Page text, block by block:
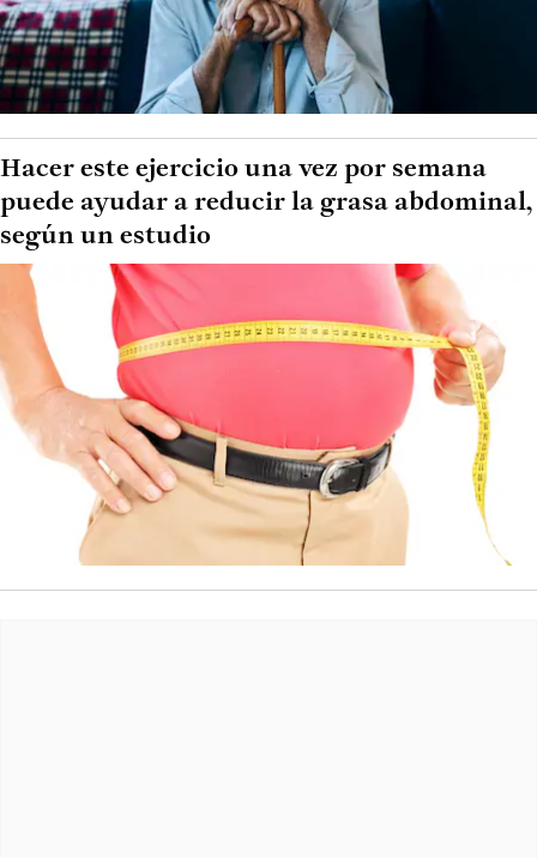
Hacer este ejercicio una vez por semana
puede ayudar a reducir la grasa abdominal,
según un estudio